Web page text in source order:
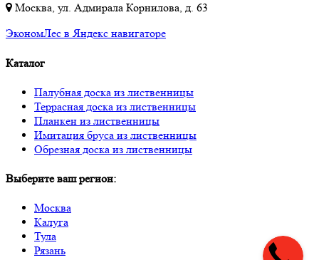
Москва, ул. Адмирала Корнилова, д. 63
ЭкономЛес в Яндекс навигаторе
Каталог
Палубная доска из лиственницы
Террасная доска из лиственницы
Планкен из лиственницы
Имитация бруса из лиственницы
Обрезная доска из лиственницы
Выберите ваш регион:
Москва
Калуга
Тула
Рязань